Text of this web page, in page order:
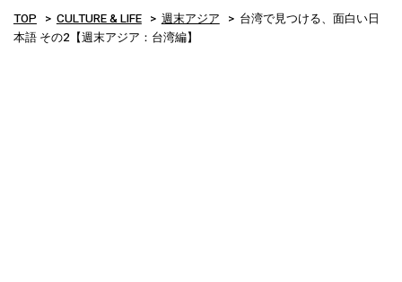
TOP CULTURE & LIFE 週末アジア
台湾で見つける、面白い日
本語 その2【週末アジア：台湾編】